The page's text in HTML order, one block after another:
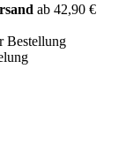
ab 42,90 €
Bestellung